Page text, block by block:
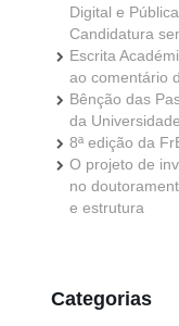
Digital e
Candidatura
Escrita
ao comentário
Bênção das
da
8ª edição da
O projeto de
no
e estrutura
Categorias